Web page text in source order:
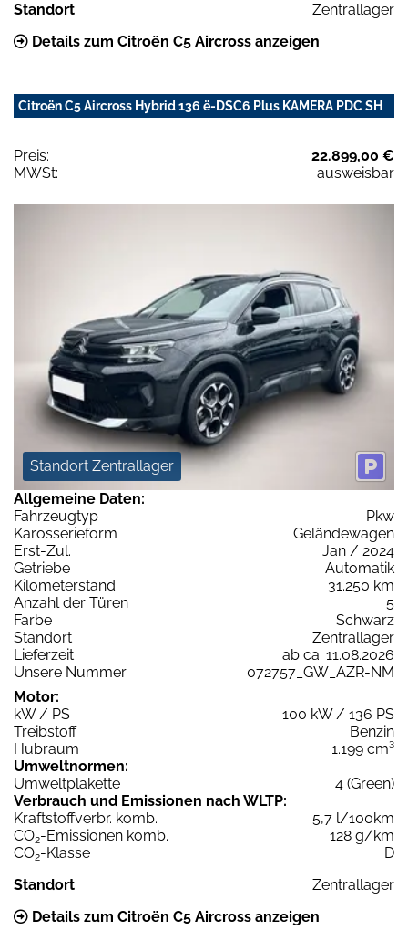
Standort
Zentrallager
Details zum Citroën C5 Aircross anzeigen
Citroën C5 Aircross Hybrid 136 ë-DSC6 Plus KAMERA PDC SH
Preis:
22.899,00 €
MWSt:
ausweisbar
Standort Zentrallager
Allgemeine Daten:
Fahrzeugtyp
Pkw
Karosserieform
Geländewagen
Erst-Zul.
Jan / 2024
Getriebe
Automatik
Kilometerstand
31.250 km
Anzahl der Türen
5
Farbe
Schwarz
Standort
Zentrallager
Lieferzeit
ab ca. 11.08.2026
Unsere Nummer
072757_GW_AZR-NM
Motor:
kW / PS
100 kW / 136 PS
Treibstoff
Benzin
Hubraum
1.199 cm³
Umweltnormen:
Umweltplakette
4 (Green)
Verbrauch und Emissionen nach WLTP:
Kraftstoffverbr. komb.
5,7 l/100km
CO2-Emissionen komb.
128 g/km
CO2-Klasse
D
Standort
Zentrallager
Details zum Citroën C5 Aircross anzeigen